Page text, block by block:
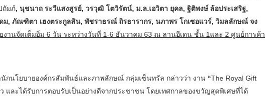
ถัมภ์, นุชนาถ ระวีแสงสูรย์, วรวุฒิ โตวิรัตน์, ม.ล.เอวิตา ยุคล, ฐิติพงษ์ ล้อประเสริฐ,
ม, ภัณฑิตา เฮงตระกูลสิน, พัชราธรณ์ ถิรธารากร, นภาพร โกเซอแวร์, วิมลลักษณ์ จง
งานจัดเต็มอิ่ม 6 วัน ระหว่างวันที่ 1-6 ธันวาคม 63 ณ ลานอีเดน ชั้น 1และ 2 ศูนย์การค้า
นักนโยบายองค์กรสัมพันธ์และภาพลักษณ์ กลุ่มเซ็นทรัล กล่าวว่า งาน “The Royal Gift
และได้รับการตอบรับเป็นอย่างดีจากประชาชน โดยเทศกาลของขวัญสุดพิเศษที่ได้